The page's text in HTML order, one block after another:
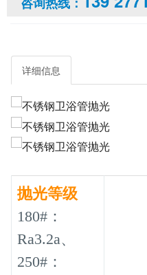
详细信息
抛光等级
180#：
Ra3.2a、
250#：